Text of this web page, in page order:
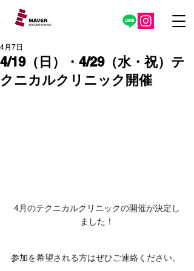
4/19（日）・4/29（水・祝）テ
クニカルクリニック開催
4月7日
4月のテクニカルクリニックの開催が決定し
ました！
参加を希望される方はぜひご連絡ください。